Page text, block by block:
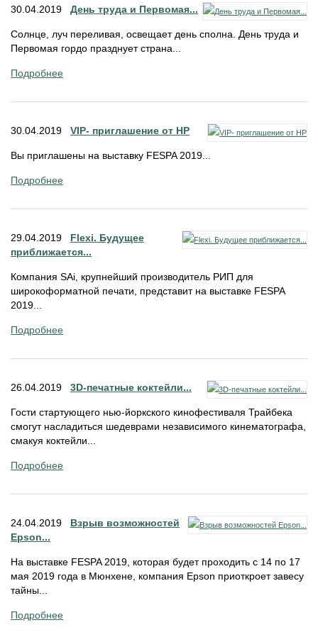
30.04.2019 День труда и Первомая...
Солнце, луч переливая, освещает день сполна. День труда и
Первомая гордо празднует страна...
Подробнее
30.04.2019 VIP- приглашение от НР
Вы приглашены на выставку FESPA 2019...
Подробнее
29.04.2019 Flexi. Будущее
приближается...
Компания SAi, крупнейший производитель РИП для
широкоформатной печати, представит на выставке FESPA
2019...
Подробнее
26.04.2019 3D-печатные коктейли...
Гости стартующего нью-йоркского кинофестиваля Трайбека
смогут насладиться шедеврами независимого кинематографа,
смакуя коктейли...
Подробнее
24.04.2019 Взрыв возможностей
Epson...
На выставке FESPA 2019, которая будет проходить с 14 по 17
мая 2019 года в Мюнхене, компания Epson приоткроет завесу
тайны...
Подробнее